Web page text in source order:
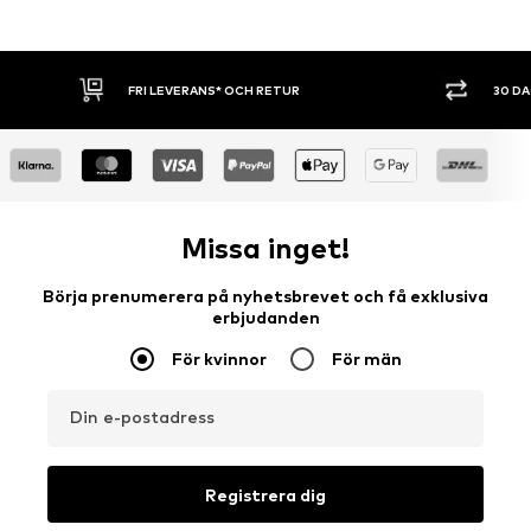
FRI LEVERANS* OCH RETUR 30
Missa inget!
Börja prenumerera på nyhetsbrevet och få exklusiva
erbjudanden
För kvinnor För män
Din e-postadress
Registrera dig